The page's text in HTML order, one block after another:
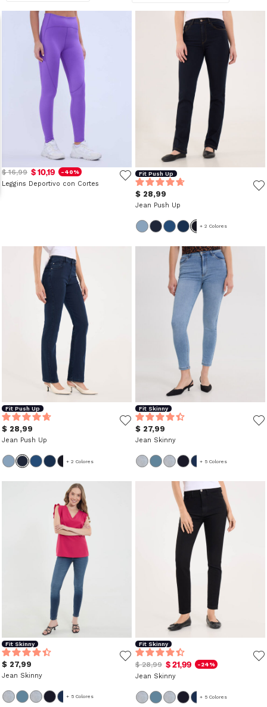
$ 16,99 $ 10,19 -40%
Leggins Deportivo con Cortes
Fit Push Up
$ 28,99
Jean Push Up
+ 2 Colores
Fit Push Up
$ 28,99
Jean Push Up
+ 2 Colores
Fit Skinny
$ 27,99
Jean Skinny
+ 5 Colores
Fit Skinny
$ 27,99
Jean Skinny
+ 5 Colores
Fit Skinny
$ 28,99 $ 21,99 -24%
Jean Skinny
+ 5 Colores